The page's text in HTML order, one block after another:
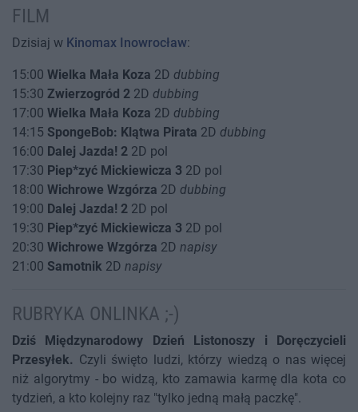
FILM
Dzisiaj w Kinomax Inowrocław:
15:00 Wielka Mała Koza 2D dubbing
15:30 Zwierzogród 2 2D dubbing
17:00 Wielka Mała Koza 2D dubbing
14:15 SpongeBob: Klątwa Pirata 2D dubbing
16:00 Dalej Jazda! 2 2D pol
17:30 Piep*zyć Mickiewicza 3 2D pol
18:00 Wichrowe Wzgórza 2D dubbing
19:00 Dalej Jazda! 2 2D pol
19:30 Piep*zyć Mickiewicza 3 2D pol
20:30 Wichrowe Wzgórza 2D napisy
21:00 Samotnik 2D napisy
RUBRYKA ONLINKA ;-)
Dziś Międzynarodowy Dzień Listonoszy i Doręczycieli
Przesyłek. Czyli święto ludzi, którzy wiedzą o nas więcej
niż algorytmy - bo widzą, kto zamawia karmę dla kota co
tydzień, a kto kolejny raz "tylko jedną małą paczkę".